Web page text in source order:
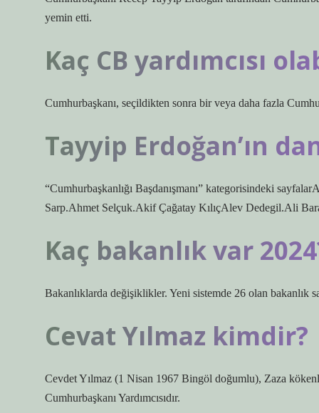
yemin etti.
Kaç CB yardımcısı
Cumhurbaşkanı, seçildikten sonra bir veya daha fazla
Tayyip Erdoğan’ın
“Cumhurbaşkanlığı Başdanışmanı” kategorisindeki
Sarp.Ahmet Selçuk.Akif Çağatay KılıçAlev Dedegil.Ali
Kaç bakanlık var
Bakanlıklarda değişiklikler. Yeni sistemde 26 olan bakanlık
Cevat Yılmaz kimdir?
Cevdet Yılmaz (1 Nisan 1967 Bingöl doğumlu), Zaza
Cumhurbaşkanı Yardımcısıdır.